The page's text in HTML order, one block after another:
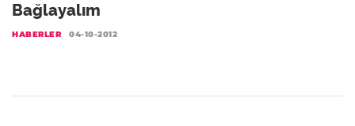
Bağlayalım
HABERLER 04-10-2012